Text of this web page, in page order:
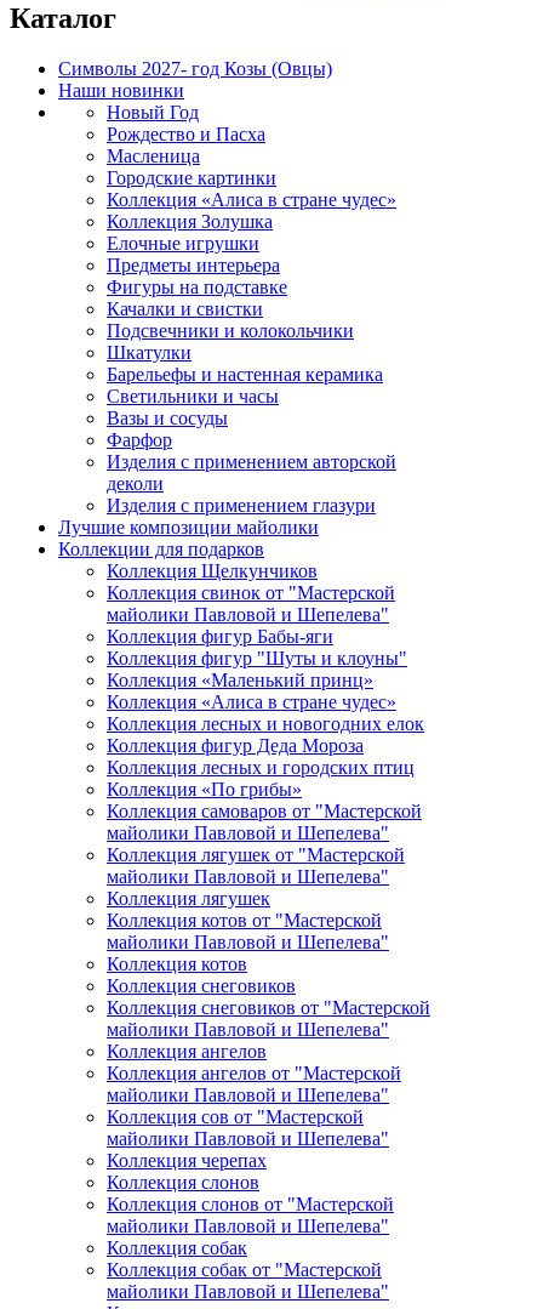
Каталог
Символы 2027- год Козы (Овцы)
Наши новинки
Новый Год
Рождество и Пасха
Масленица
Городские картинки
Коллекция «Алиса в стране чудес»
Коллекция Золушка
Елочные игрушки
Предметы интерьера
Фигуры на подставке
Качалки и свистки
Подсвечники и колокольчики
Шкатулки
Барельефы и настенная керамика
Светильники и часы
Вазы и сосуды
Фарфор
Изделия с применением авторской
деколи
Изделия с применением глазури
Лучшие композиции майолики
Коллекции для подарков
Коллекция Щелкунчиков
Коллекция свинок от "Мастерской
майолики Павловой и Шепелева"
Коллекция фигур Бабы-яги
Коллекция фигур "Шуты и клоуны"
Коллекция «Маленький принц»
Коллекция «Алиса в стране чудес»
Коллекция лесных и новогодних елок
Коллекция фигур Деда Мороза
Коллекция лесных и городских птиц
Коллекция «По грибы»
Коллекция самоваров от "Мастерской
майолики Павловой и Шепелева"
Коллекция лягушек от "Мастерской
майолики Павловой и Шепелева"
Коллекция лягушек
Коллекция котов от "Мастерской
майолики Павловой и Шепелева"
Коллекция котов
Коллекция снеговиков
Коллекция снеговиков от "Мастерской
майолики Павловой и Шепелева"
Коллекция ангелов
Коллекция ангелов от "Мастерской
майолики Павловой и Шепелева"
Коллекция сов от "Мастерской
майолики Павловой и Шепелева"
Коллекция черепах
Коллекция слонов
Коллекция слонов от "Мастерской
майолики Павловой и Шепелева"
Коллекция собак
Коллекция собак от "Мастерской
майолики Павловой и Шепелева"